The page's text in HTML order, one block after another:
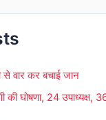
से वार कर बचाई जान
की घोषणा, 24 उपाध्यक्ष,